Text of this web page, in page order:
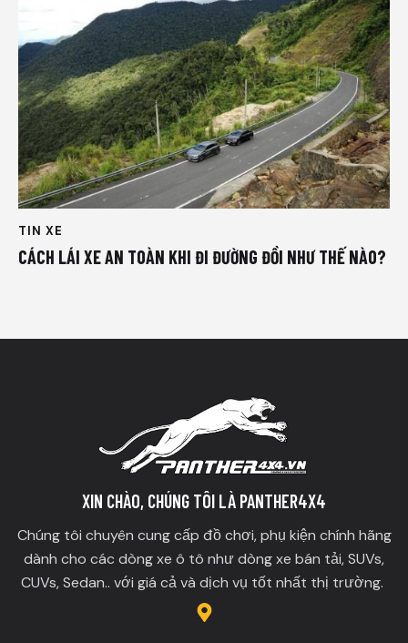
TIN XE
CÁCH LÁI XE AN TOÀN KHI ĐI ĐƯỜNG ĐỒI NHƯ THẾ NÀO?
XIN CHÀO, CHÚNG TÔI LÀ PANTHER4X4
Chúng tôi chuyên cung cấp đồ chơi, phụ kiện chính hãng
dành cho các dòng xe ô tô như dòng xe bán tải, SUVs,
CUVs, Sedan.. với giá cả và dịch vụ tốt nhất thị trường.